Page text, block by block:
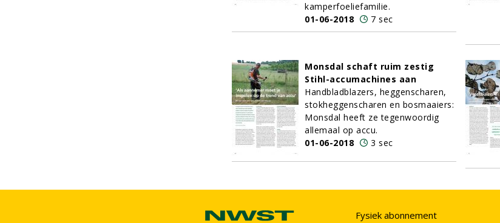
kamperfoeliefamilie.
01-06-2018
7 sec
Monsdal schaft ruim zestig
Stihl-accumachines aan
Handbladblazers, heggenscharen,
stokheggenscharen en bosmaaiers:
Monsdal heeft ze tegenwoordig
allemaal op accu.
01-06-2018
3 sec
Fysiek abonnement